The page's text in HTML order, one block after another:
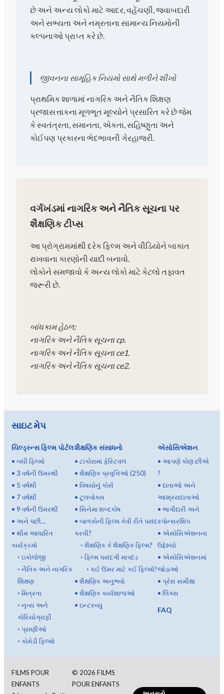
છે અને અન્ય લોકો માટે આદર, વહેંચણી, જવાબદારી
અને સભ્યતા અને નમ્રતાના સામાન્ય નિયમોની
કલ્પનાઓ પ્રાપ્ત કરે છે.
જીવનના સામૂહિક નિયમો સાથે મળીને શીખો
પ્રાથમિક શાળામાં નાગરિક અને નૈતિક શિક્ષણ
પ્રજાસત્તાકના મૂળભૂત મૂલ્યોને પ્રસારિત કરે છે જેમ
કે સ્વતંત્રતા, સમાનતા, એકતા, સહિષ્ણુતા અને
કોઈપણ પ્રકારના ભેદભાવની ગેરહાજરી.
વર્ગખંડમાં નાગરિક અને નૈતિક સૂચના પર
શૈક્ષણિક ટીપ્સ
આ પ્રોગ્રામમાંથી દરેક ફિલ્મ અને વીડિયોને બાકાત
રાખવાના કારણોની યાદી બનાવો.
લોકોને સમજાવો કે અન્ય લોકો માટે કેટલો તફાવત
જરૂરી છે.
બાંધકામ હેઠળ:
નાગરિક અને નૈતિક સૂચના cp.
નાગરિક અને નૈતિક સૂચના ce1.
નાગરિક અને નૈતિક સૂચના ce2.
સાઇટ મેપ
ચિલ્ડ્રન્સ ફિલ્મ પોર્ટલ
• બધી ફિલ્મો
• 3 વર્ષની ઉંમરથી
• 5 વર્ષથી
• 7 વર્ષથી
• 9 વર્ષની ઉંમરથી
• અને પછી...
• થીમ આધારિત
કાર્યક્રમો
◦ ઇકોલોજી
◦ નૈતિક અને નાગરિક
શિક્ષણ
◦ મિત્રતા
◦ નૃત્ય અને
કોરિયોગ્રાફી
◦ પ્રાણીઓ
◦ કોમેડી ફિલ્મો
શૈક્ષણિક સંસાધનો
• ટાકોરામા ફેસ્ટિવલ
• શૈક્ષણિક પ્રવૃત્તિઓ (250)
• વિષયોનું કોર્સ
• ટૂલબોક્સ
• સિનેમા શબ્દકોષ
• બાળકોની ફિલ્મ કેવી રીતે પસંદ
કરવી?
◦ શૈક્ષણિક કે શૈક્ષણિક ફિલ્મ?
◦ ફિલ્મ પસંદગી માપદંડ
◦ કઈ ઉંમર માટે કઈ ફિલ્મો?
• શૈક્ષણિક અનુભવો
• શૈક્ષણિક કાર્યશાળાઓ
• ઇન્ટરવ્યુ
એસોસિએશન
•આપણે કોણ છીએ
?
•દાતાઓ અને
આશ્રયદાતાઓ
•ભાગીદારી અને
સ્પોન્સરશિપ
•એસોસિએશનના
ઉદ્દેશ્યો
•એસોસિએશનમાં
જોડાઓ
•પ્રેસ સમીક્ષા
•લિંક્સ
FAQ
FILMS POUR
ENFANTS
© 2026 FILMS
POUR ENFANTS